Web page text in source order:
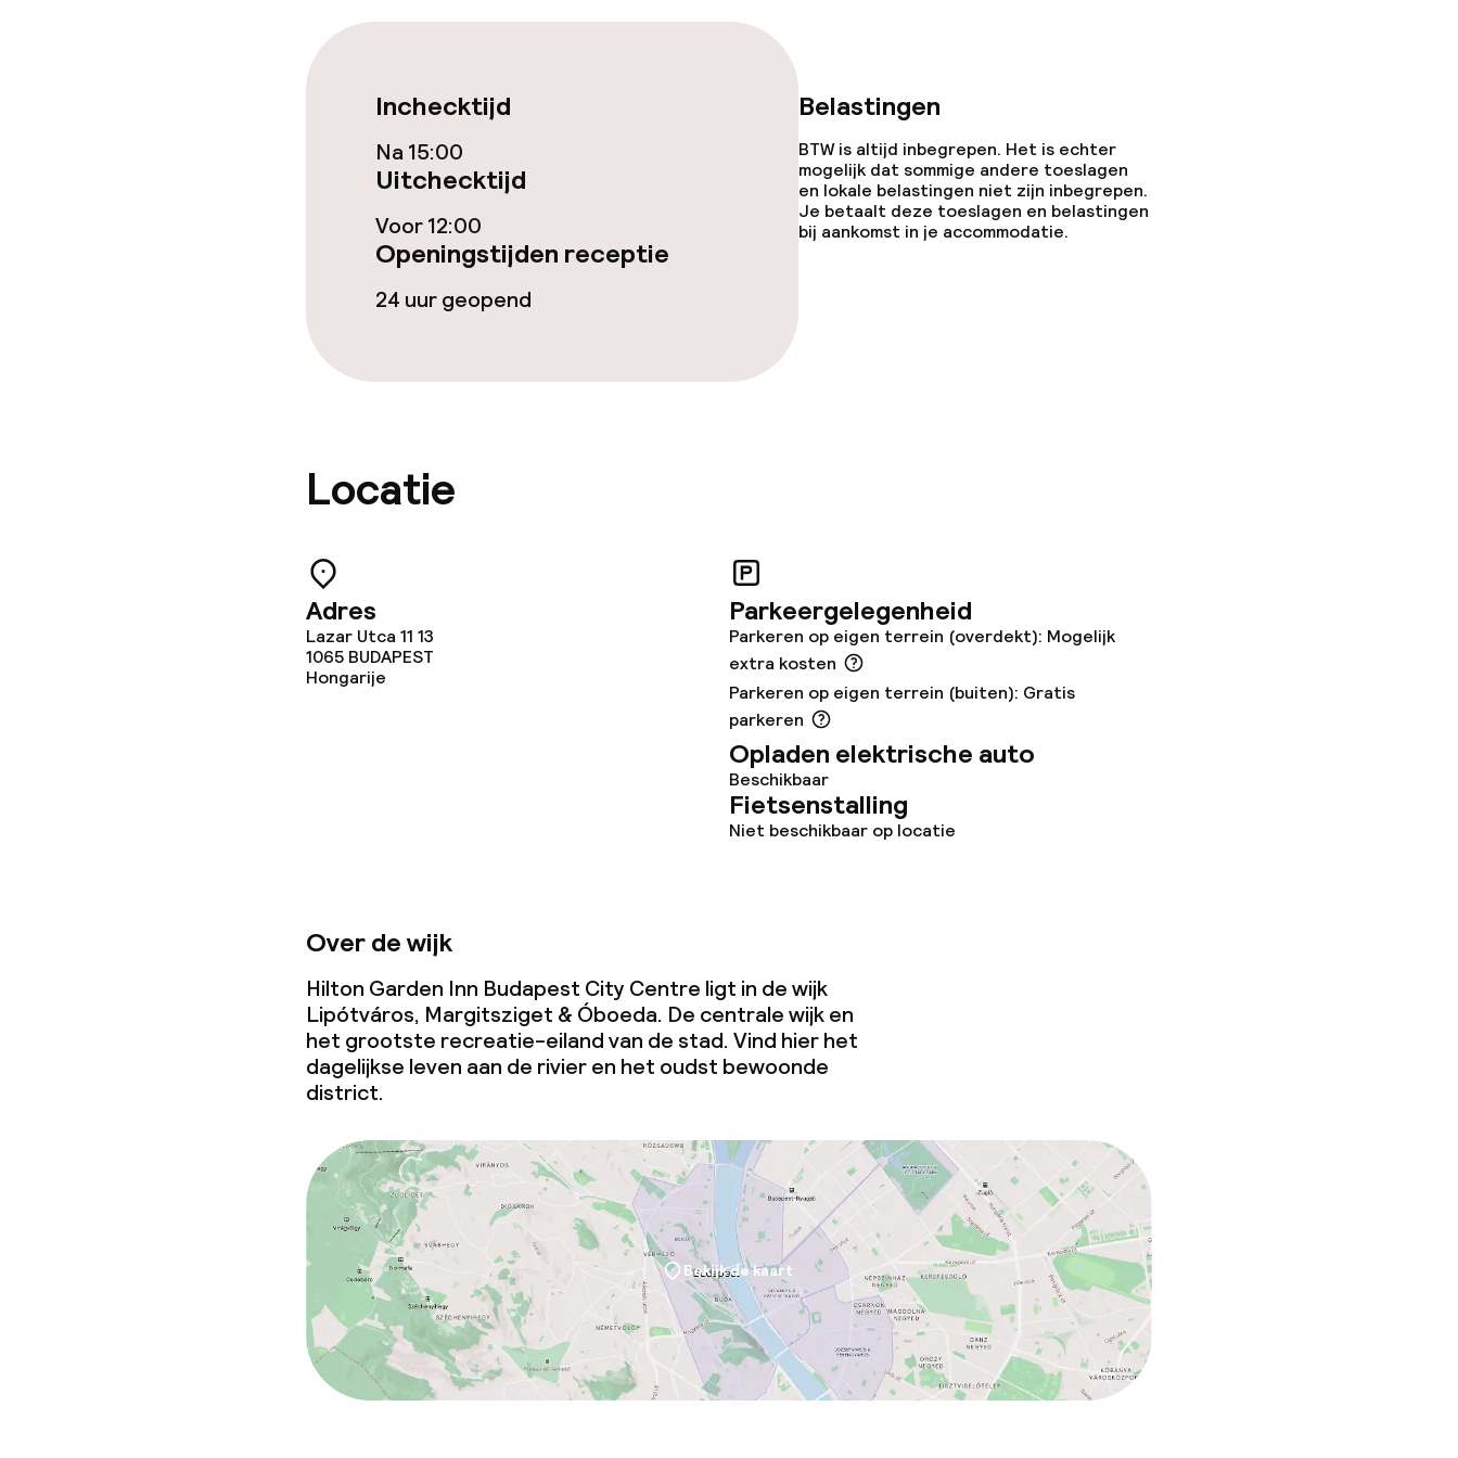
Eet- en drinkgelegenheden
Restaurant
Eet- en drinkdiensten
Roomservice
Babysitservice
Schoonmaakvoorzieningen
Wasfaciliteiten (wasmachine)
Beleid
Overal rookvrij
Kleine huisdieren toegestaan
Inchecktijd
Na 15:00
Uitchecktijd
Voor 12:00
Openingstijden receptie
24 uur geopend
Belastingen
BTW is altijd inbegrepen. Het is echter
mogelijk dat sommige andere toeslagen
en lokale belastingen niet zijn inbegrepen.
Je betaalt deze toeslagen en belastingen
bij aankomst in je accommodatie.
Locatie
Adres
Lazar Utca 11 13
1065 BUDAPEST
Hongarije
Parkeergelegenheid
Parkeren op eigen terrein (overdekt): Mogelijk
extra kosten
Parkeren op eigen terrein (buiten): Gratis
parkeren
Opladen elektrische auto
Beschikbaar
Fietsenstalling
Niet beschikbaar op locatie
Over de wijk
Hilton Garden Inn Budapest City Centre ligt in de wijk
Lipótváros, Margitsziget & Óboeda. De centrale wijk en
het grootste recreatie-eiland van de stad. Vind hier het
dagelijkse leven aan de rivier en het oudst bewoonde
district.
Bekijk de kaart